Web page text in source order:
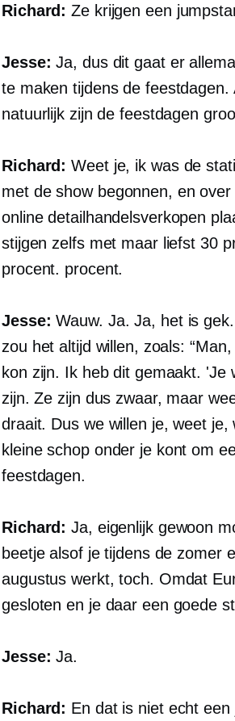
Richard: Ze krijgen een
Jesse: Ja, dus dit gaat er
te maken tijdens de feestdagen.
natuurlijk zijn de feestdagen
Richard: Weet je, ik was de
met de show begonnen, en
online detailhandelsverkopen
stijgen zelfs met maar liefst 30
procent. procent.
Jesse: Wauw. Ja. Ja, het is
zou het altijd willen, zoals:
kon zijn. Ik heb dit gemaakt. 'Je
zijn. Ze zijn dus zwaar, maar
draait. Dus we willen je, weet
kleine schop onder je kont om
feestdagen.
Richard: Ja, eigenlijk gewoon
beetje alsof je tijdens de zomer
augustus werkt, toch. Omdat
gesloten en je daar een goede
Jesse: Ja.
Richard: En dat is niet echt